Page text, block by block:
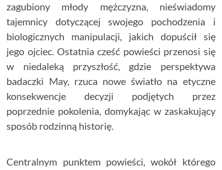
zagubiony młody mężczyzna, nieświadomy
tajemnicy dotyczącej swojego pochodzenia i
biologicznych manipulacji, jakich dopuścił się
jego ojciec. Ostatnia cześć powieści przenosi się
w niedaleką przyszłość, gdzie perspektywa
badaczki May, rzuca nowe światło na etyczne
konsekwencje decyzji podjętych przez
poprzednie pokolenia, domykając w zaskakujący
sposób rodzinną historię.
Centralnym punktem powieści, wokół którego